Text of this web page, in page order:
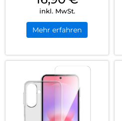
17e/16e MagSafe-
Transparent
inkl. MwSt.
Mehr erfahren